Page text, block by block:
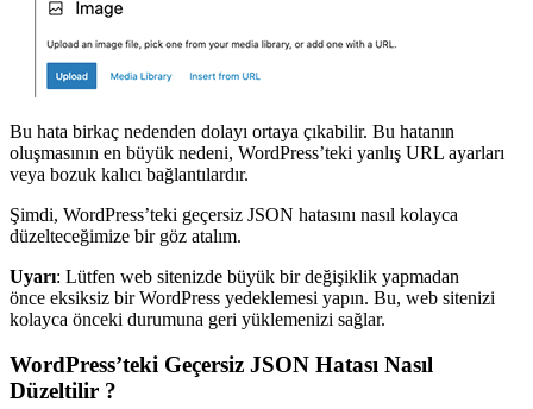
Bu hata birkaç nedenden dolayı ortaya çıkabilir. Bu hatanın
oluşmasının en büyük nedeni, WordPress’teki yanlış URL ayarları
veya bozuk kalıcı bağlantılardır.
Şimdi, WordPress’teki geçersiz JSON hatasını nasıl kolayca
düzelteceğimize bir göz atalım.
Uyarı: Lütfen web sitenizde büyük bir değişiklik yapmadan
önce eksiksiz bir WordPress yedeklemesi yapın. Bu, web sitenizi
kolayca önceki durumuna geri yüklemenizi sağlar.
WordPress’teki Geçersiz JSON Hatası Nasıl
Düzeltilir ?